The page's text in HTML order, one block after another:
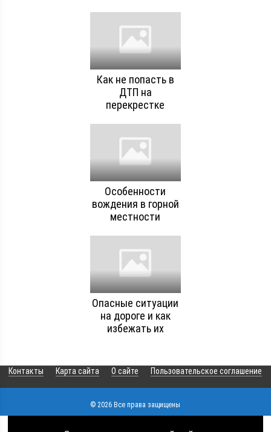
Как не попасть в
ДТП на
перекрестке
Особенности
вождения в горной
местности
Опасные ситуации
на дороге и как
избежать их
Контакты Карта сайта О сайте Пользовательское соглашение
© 2026 Все права защищены